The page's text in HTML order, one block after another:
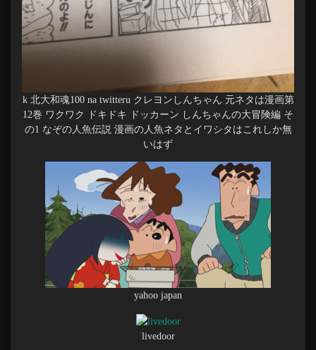
k 北大和魂100 na twitteru クレヨンしんちゃん 元ネタは漫画第
12巻 ワクワク ドキドキ ドッカーン しんちゃんの大冒険編 そ
の1 なぞの人魚伝説 漫画の人魚ネタとイワシタはこれしか無
いはず
yahoo japan
livedoor